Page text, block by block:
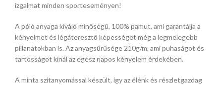
izgalmat minden sporteseményen!
A póló anyaga kiváló minőségű, 100% pamut, ami garantálja a
kényelmet és légáteresztő képességet még a legmelegebb
pillanatokban is. Az anyagsűrűsége 210g/m, ami puhaságot és
tartósságot kínál az egész napos kényelem érdekében.
A minta szitanyomással készült, így az élénk és részletgazdag